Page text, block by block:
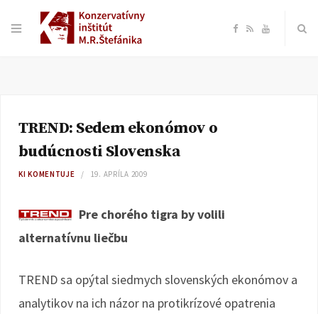
F
k
R Y
TREND: Sedem ekonómov o
budúcnosti Slovenska
KI KOMENTUJE 19. APRÍLA 2009
Pre chorého tigra by volili
alternatívnu liečbu
TREND sa opýtal siedmych slovenských ekonómov a
analytikov na ich názor na protikrízové opatrenia